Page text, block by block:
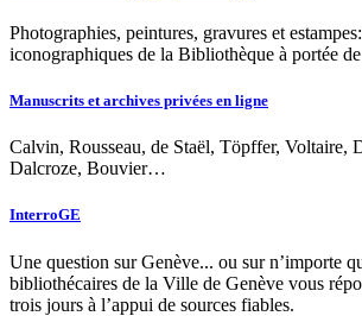
Photographies, peintures, gravures et
iconographiques de la Bibliothèque à portée
Manuscrits et archives privées en ligne
Calvin, Rousseau, de Staël, Töpffer, Voltaire,
Dalcroze, Bouvier…
InterroGE
Une question sur Genève... ou sur n’importe
bibliothécaires de la Ville de Genève vous
trois jours à l’appui de sources fiables.